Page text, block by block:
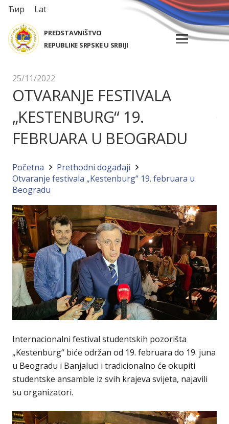
Ћир Lat
PREDSTAVNIŠTVO
REPUBLIKE SRPSKE U SRBIJI
25/11/2022
OTVARANJE FESTIVALA
„KESTENBURG“ 19.
FEBRUARA U BEOGRADU
Početna
Prethodni događaji
Otvaranje festivala „Kestenburg“ 19. februara u
Beogradu
Internacionalni festival studentskih pozorišta
„Kestenburg“ biće održan od 19. februara do 19. juna
u Beogradu i Banjaluci i tradicionalno će okupiti
studentske ansamble iz svih krajeva svijeta, najavili
su organizatori.